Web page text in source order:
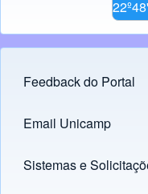
Footer menu
Feedback do Portal
Links
Email Unicamp
(opens in new tab)
Sistemas e
(opens in new tab)